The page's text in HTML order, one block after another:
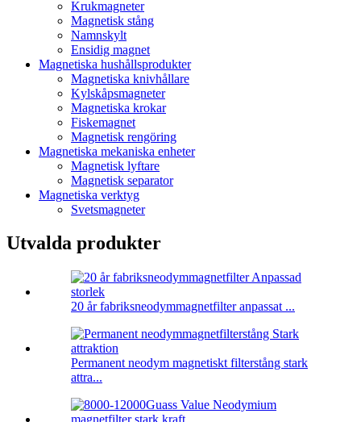
Krukmagneter
Magnetisk stång
Namnskylt
Ensidig magnet
Magnetiska hushållsprodukter
Magnetiska knivhållare
Kylskåpsmagneter
Magnetiska krokar
Fiskemagnet
Magnetisk rengöring
Magnetiska mekaniska enheter
Magnetisk lyftare
Magnetisk separator
Magnetiska verktyg
Svetsmagneter
Utvalda produkter
20 år fabriksneodymmagnetfilter anpassat ...
Permanent neodym magnetiskt filterstång stark
attra...